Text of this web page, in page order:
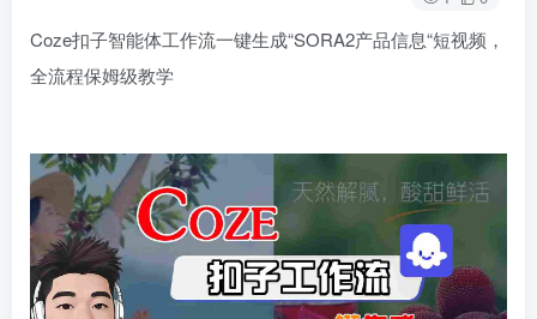
Coze扣子智能体工作流一键生成“SORA2产品信息“短视频，
全流程保姆级教学